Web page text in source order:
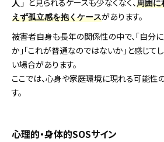
人」 と見られるケースも少なくなく、周囲に
えず孤立感を抱くケースがあります。
被害者自身も長年の関係性の中で、「自分
か」「これが普通なのではないか」と感じて
い場合があります。
ここでは、心身や家庭環境に現れる可能性
す。
心理的・身体的SOSサイン